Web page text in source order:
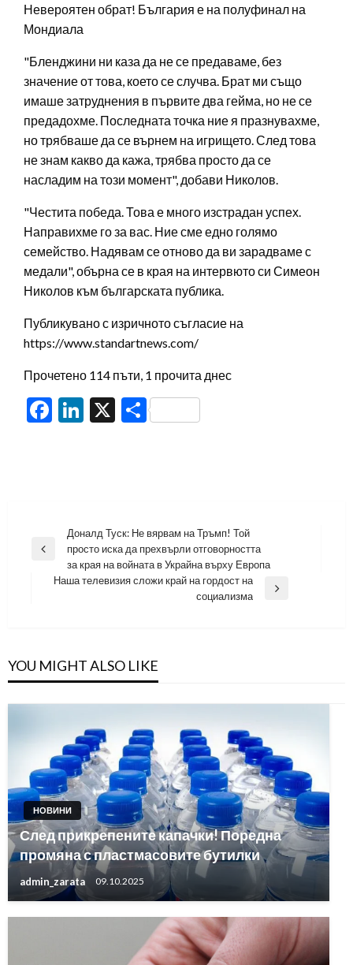
Невероятен обрат! България е на полуфинал на
Мондиала
"Бленджини ни каза да не се предаваме, без
значение от това, което се случва. Брат ми също
имаше затруднения в първите два гейма, но не се
предадохме. Последната точка ние я празнувахме,
но трябваше да се върнем на игрището. След това
не знам какво да кажа, трябва просто да се
насладим на този момент", добави Николов.
"Честита победа. Това е много изстрадан успех.
Направихме го за вас. Ние сме едно голямо
семейство. Надявам се отново да ви зарадваме с
медали", обърна се в края на интервюто си Симеон
Николов към българската публика.
Публикувано с изричното съгласие на
https://www.standartnews.com/
Прочетено 114 пъти, 1 прочита днес
Facebook
LinkedIn
X Share
Навигация
Previous
Доналд Туск: Не вярвам на Тръмп! Той
просто иска да прехвърли отговорността
за края на войната в Украйна върху Европа
Наша телевизия сложи край на гордост на
социализма
YOU MIGHT ALSO LIKE
НОВИНИ
След прикрепените капачки! Поредна
промяна с пластмасовите бутилки
admin_zarata 09.10.2025